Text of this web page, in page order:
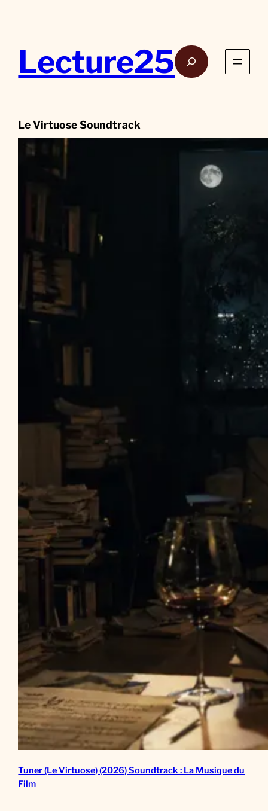
Lecture25Rech
Le Virtuose Soundtrack
Tuner (Le Virtuose) (2026) Soundtrack : La Musique du
Film